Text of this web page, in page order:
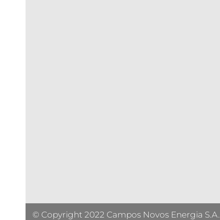
© Copyright 2022 Campos Novos Energia S.A.